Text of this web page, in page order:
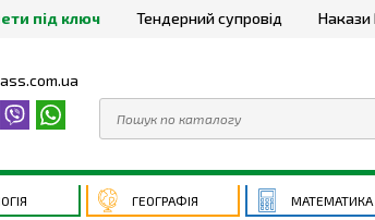
під ключ Тендерний супровід Накази
ГЕОГРАФІЯ МАТЕМАТИКА